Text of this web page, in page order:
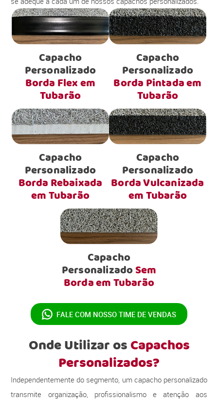
Capacho
Personalizado
Borda Flex em
Tubarão
Capacho
Personalizado
Borda Pintada em
Tubarão
Capacho
Personalizado
Borda Rebaixada
em Tubarão
Capacho
Personalizado
Borda Vulcanizada
em Tubarão
Capacho
PersonalizadoSem
Borda em Tubarão
FALE COM NOSSO TIME DE VENDAS
Onde Utilizar osCapachos
Personalizados?
Independentemente do segmento, um capacho personalizado
transmite organização, profissionalismo e atenção aos